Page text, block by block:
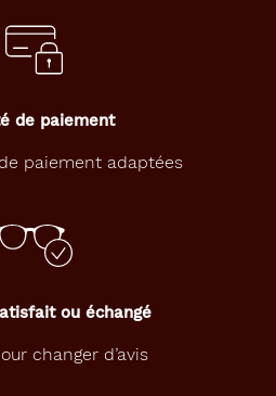
de paiement
paiement adaptées
ou échangé
changer d’avis